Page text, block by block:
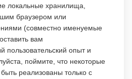
локальные хранилища,
браузером или
(совместно именуемые
вам
пользовательский опыт и
поймите, что некоторые
реализованы только с